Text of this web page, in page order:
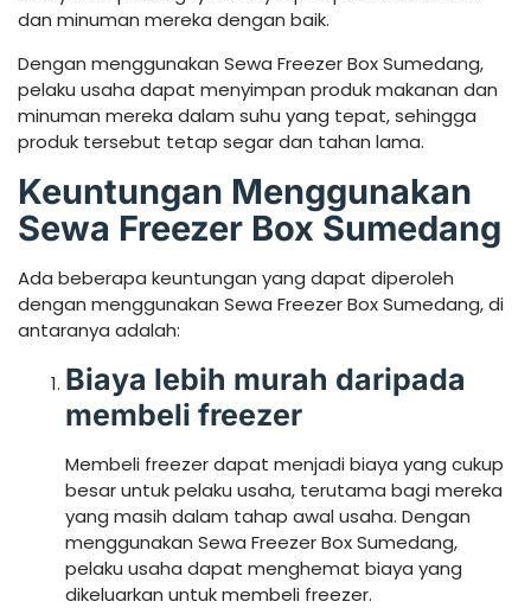
dan minuman mereka dengan baik.
Dengan menggunakan Sewa Freezer Box Sumedang,
pelaku usaha dapat menyimpan produk makanan dan
minuman mereka dalam suhu yang tepat, sehingga
produk tersebut tetap segar dan tahan lama.
Keuntungan Menggunakan
Sewa Freezer Box Sumedang
Ada beberapa keuntungan yang dapat diperoleh
dengan menggunakan Sewa Freezer Box Sumedang, di
antaranya adalah:
Biaya lebih murah daripada
membeli freezer
Membeli freezer dapat menjadi biaya yang cukup
besar untuk pelaku usaha, terutama bagi mereka
yang masih dalam tahap awal usaha. Dengan
menggunakan Sewa Freezer Box Sumedang,
pelaku usaha dapat menghemat biaya yang
dikeluarkan untuk membeli freezer.